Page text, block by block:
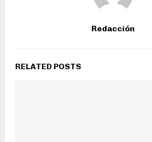
Redacción
RELATED POSTS